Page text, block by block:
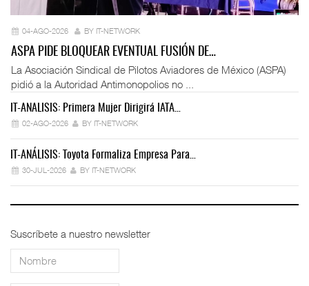
04-AGO-2026 BY IT-NETWORK
ASPA PIDE BLOQUEAR EVENTUAL FUSIÓN DE…
La Asociación Sindical de Pilotos Aviadores de México (ASPA)
pidió a la Autoridad Antimonopolios no ...
IT-ANÁLISIS: Primera Mujer Dirigirá IATA…
02-AGO-2026 BY IT-NETWORK
IT-ANÁLISIS: Toyota Formaliza Empresa Para…
30-JUL-2026 BY IT-NETWORK
Suscríbete a nuestro newsletter